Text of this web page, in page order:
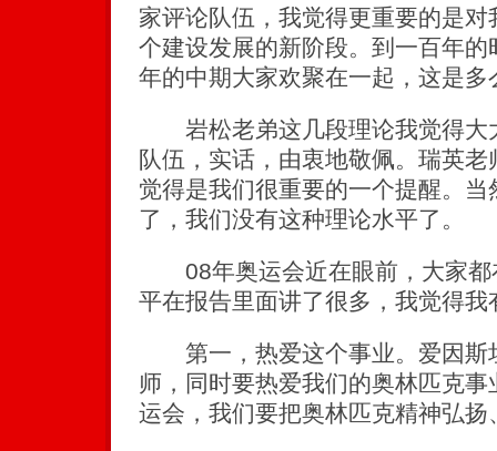
家评论队伍，我觉得更重要的是
个建设发展的新阶段。到一百年
年的中期大家欢聚在一起，这是多
岩松老弟这几段理论我觉得大
队伍，实话，由衷地敬佩。瑞英
觉得是我们很重要的一个提醒。
了，我们没有这种理论水平了。
08年奥运会近在眼前，大家都
平在报告里面讲了很多，我觉得我
第一，热爱这个事业。爱因斯
师，同时要热爱我们的奥林匹克
运会，我们要把奥林匹克精神弘扬